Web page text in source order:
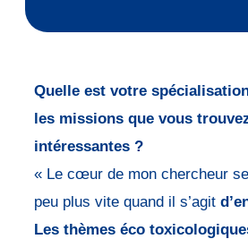
Quelle est votre
les missions que vous
intéressantes ?
« Le cœur de mon chercheur
peu plus vite quand il s’agit
Les thèmes éco